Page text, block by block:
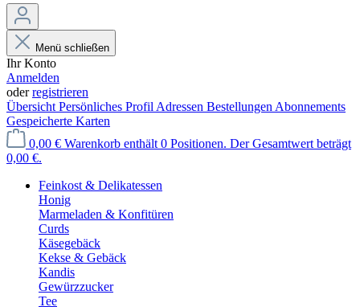
Menü schließen
Ihr Konto
Anmelden
oderregistrieren
Übersicht Persönliches Profil Adressen Bestellungen Abonnements
Gespeicherte Karten
0,00 € Warenkorb enthält 0 Positionen. Der Gesamtwert beträgt
0,00 €.
Feinkost & Delikatessen
Honig
Marmeladen & Konfitüren
Curds
Käsegebäck
Kekse & Gebäck
Kandis
Gewürzzucker
Tee